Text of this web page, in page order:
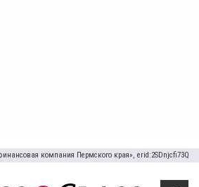
компания Пермского края», erid:2SDnjcfi73Q